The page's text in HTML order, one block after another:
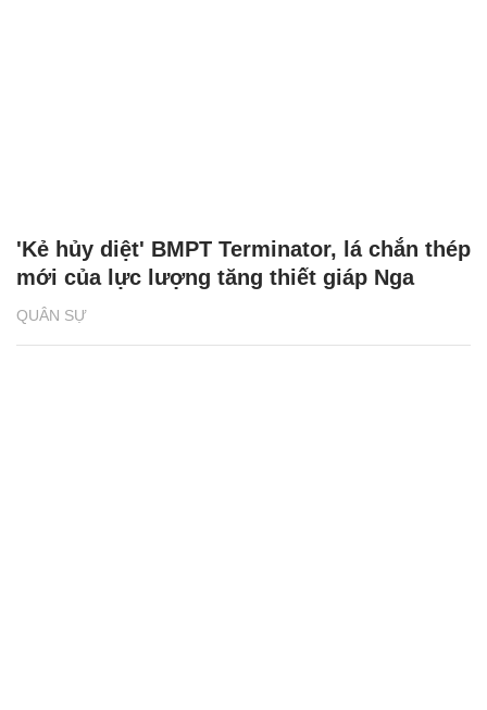
QUÂN SỰ
'Kẻ hủy diệt' BMPT Terminator, lá chắn thép
mới của lực lượng tăng thiết giáp Nga